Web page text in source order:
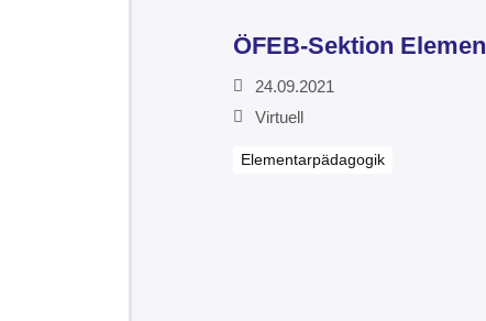
ÖFEB-Sektion
24.09.2021
Virtuell
Elementarpädagogik